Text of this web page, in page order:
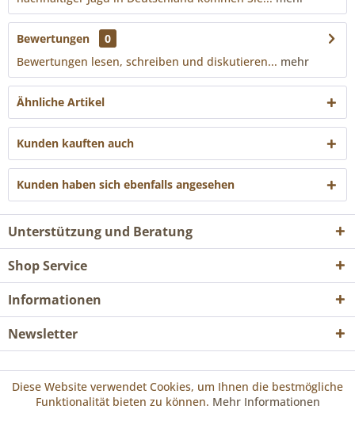
Bewertungen
0
Bewertungen lesen, schreiben und diskutieren... mehr
Ähnliche Artikel
Kunden kauften auch
Kunden haben sich ebenfalls angesehen
Unterstützung und Beratung
Shop Service
Informationen
Newsletter
Nachnahmegebühren, wenn nicht anders beschrieben
Diese Website verwendet Cookies, um Ihnen die bestmögliche
Funktionalität bieten zu können. Mehr Informationen